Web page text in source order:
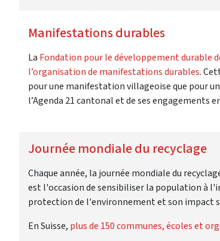
Manifestations durables
La Fondation pour le développement durable
l’organisation de manifestations durables.
pour une manifestation villageoise que pour
l’Agenda 21 cantonal et de ses engagements
Journée mondiale du recyclage
Chaque année, la journée mondiale du
est l'occasion de sensibiliser la population à
protection de l'environnement et son impact
En Suisse, plus de 150 communes, écoles et